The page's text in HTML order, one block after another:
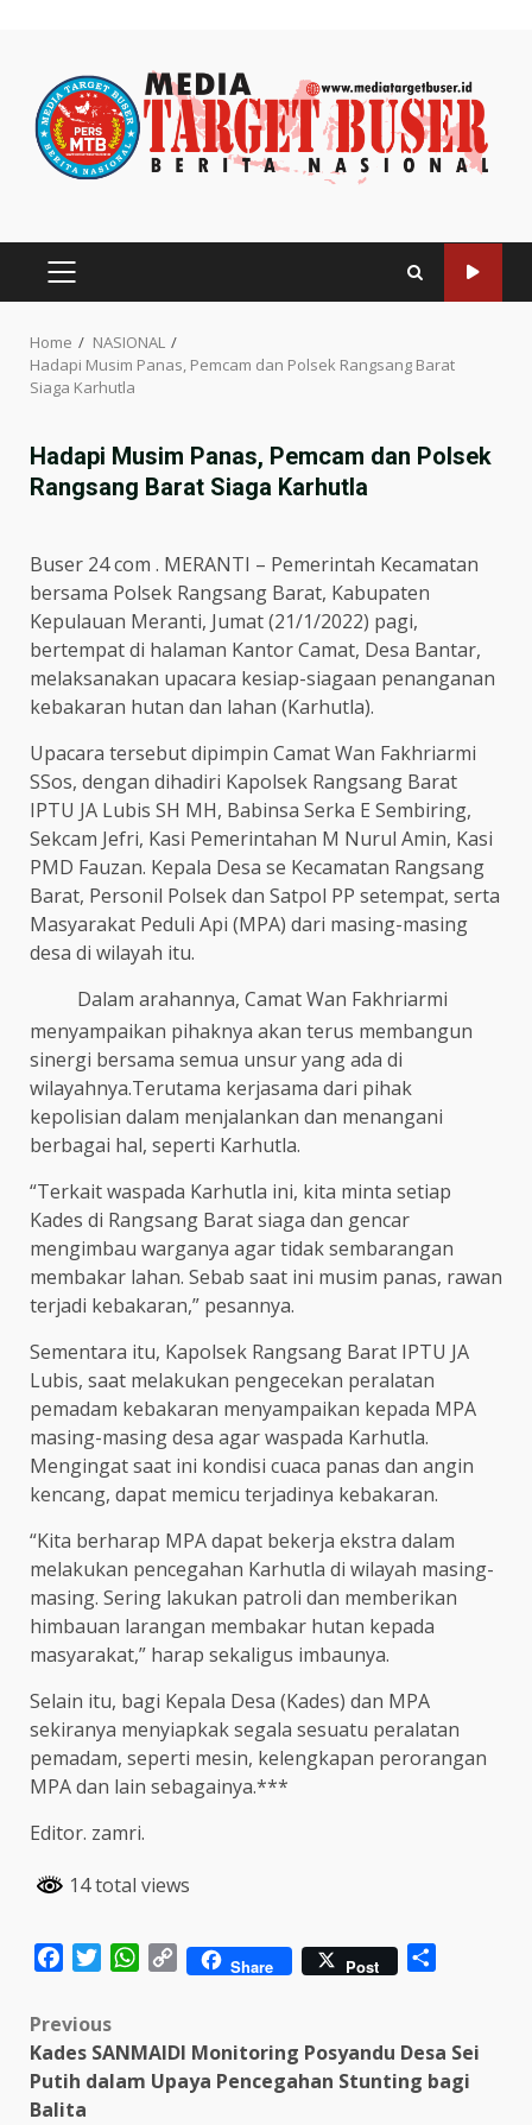
content
PRIMARY
Home
NASIONAL
Hadapi Musim Panas, Pemcam dan Polsek Rangsang Barat
Siaga Karhutla
Hadapi Musim Panas, Pemcam dan Polsek
Rangsang Barat Siaga Karhutla
Buser 24 com . MERANTI – Pemerintah Kecamatan
bersama Polsek Rangsang Barat, Kabupaten
Kepulauan Meranti, Jumat (21/1/2022) pagi,
bertempat di halaman Kantor Camat, Desa Bantar,
melaksanakan upacara kesiap-siagaan penanganan
kebakaran hutan dan lahan (Karhutla).
Upacara tersebut dipimpin Camat Wan Fakhriarmi
SSos, dengan dihadiri Kapolsek Rangsang Barat
IPTU JA Lubis SH MH, Babinsa Serka E Sembiring,
Sekcam Jefri, Kasi Pemerintahan M Nurul Amin, Kasi
PMD Fauzan. Kepala Desa se Kecamatan Rangsang
Barat, Personil Polsek dan Satpol PP setempat, serta
Masyarakat Peduli Api (MPA) dari masing-masing
desa di wilayah itu.
Dalam arahannya, Camat Wan Fakhriarmi
menyampaikan pihaknya akan terus membangun
sinergi bersama semua unsur yang ada di
wilayahnya.Terutama kerjasama dari pihak
kepolisian dalam menjalankan dan menangani
berbagai hal, seperti Karhutla.
“Terkait waspada Karhutla ini, kita minta setiap
Kades di Rangsang Barat siaga dan gencar
mengimbau warganya agar tidak sembarangan
membakar lahan. Sebab saat ini musim panas, rawan
terjadi kebakaran,” pesannya.
Sementara itu, Kapolsek Rangsang Barat IPTU JA
Lubis, saat melakukan pengecekan peralatan
pemadam kebakaran menyampaikan kepada MPA
masing-masing desa agar waspada Karhutla.
Mengingat saat ini kondisi cuaca panas dan angin
kencang, dapat memicu terjadinya kebakaran.
“Kita berharap MPA dapat bekerja ekstra dalam
melakukan pencegahan Karhutla di wilayah masing-
masing. Sering lakukan patroli dan memberikan
himbauan larangan membakar hutan kepada
masyarakat,” harap sekaligus imbaunya.
Selain itu, bagi Kepala Desa (Kades) dan MPA
sekiranya menyiapkak segala sesuatu peralatan
pemadam, seperti mesin, kelengkapan perorangan
MPA dan lain sebagainya.***
Editor. zamri.
14 total views
FacebookTwitterWhatsApp
Copy Share Post
Post
navigation
Previous
Kades SANMAIDI Monitoring Posyandu Desa Sei
Putih dalam Upaya Pencegahan Stunting bagi
Balita